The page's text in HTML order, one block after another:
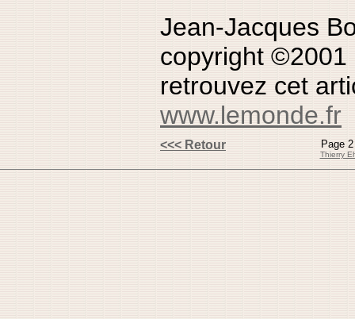
Jean-Jacques
copyright ©2001
retrouvez cet
www.lemonde.fr
<<< Retour Page
Thierry